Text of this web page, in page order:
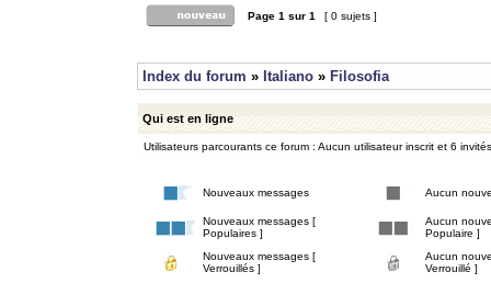
Page 1 sur 1 [ 0 sujets ]
Index du forum » Italiano » Filosofia
Qui est en ligne
Utilisateurs parcourants ce forum : Aucun utilisateur inscrit et 6 invités
Nouveaux messages Aucun
Nouveaux messages [
Populaires ]
Aucun
Populaire ]
Nouveaux messages [
Verrouillés ]
Aucun
Verrouillé ]